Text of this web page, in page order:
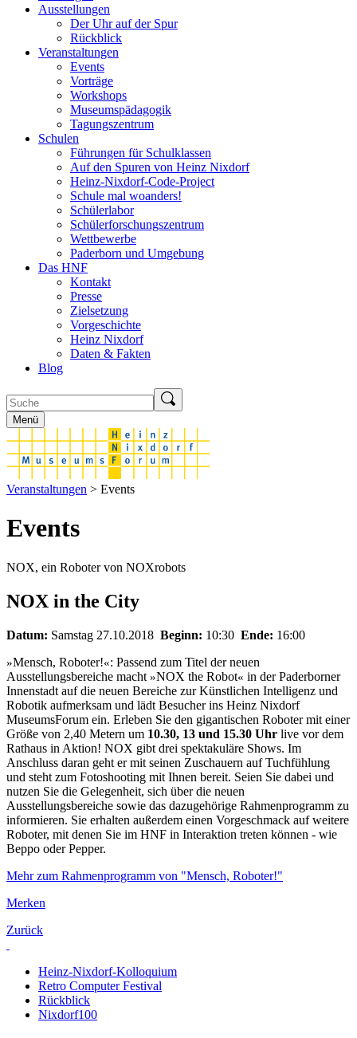
Ausstellungen
Der Uhr auf der Spur
Rückblick
Veranstaltungen
Events
Vorträge
Workshops
Museumspädagogik
Tagungszentrum
Schulen
Führungen für Schulklassen
Auf den Spuren von Heinz Nixdorf
Heinz-Nixdorf-Code-Project
Schule mal woanders!
Schülerlabor
Schülerforschungszentrum
Wettbewerbe
Paderborn und Umgebung
Das HNF
Kontakt
Presse
Zielsetzung
Vorgeschichte
Heinz Nixdorf
Daten & Fakten
Blog
Menü
Veranstaltungen > Events
Events
NOX, ein Roboter von NOXrobots
NOX in the City
Datum: Samstag 27.10.2018 Beginn: 10:30 Ende: 16:00
»Mensch, Roboter!«: Passend zum Titel der neuen
Ausstellungsbereiche macht »NOX the Robot« in der Paderborner
Innenstadt auf die neuen Bereiche zur Künstlichen Intelligenz und
Robotik aufmerksam und lädt Besucher ins Heinz Nixdorf
MuseumsForum ein. Erleben Sie den gigantischen Roboter mit einer
Größe von 2,40 Metern um 10.30, 13 und 15.30 Uhr live vor dem
Rathaus in Aktion! NOX gibt drei spektakuläre Shows. Im
Anschluss daran geht er mit seinen Zuschauern auf Tuchfühlung
und steht zum Fotoshooting mit Ihnen bereit. Seien Sie dabei und
nutzen Sie die Gelegenheit, sich über die neuen
Ausstellungsbereiche sowie das dazugehörige Rahmenprogramm zu
informieren. Sie erhalten außerdem einen Vorgeschmack auf weitere
Roboter, mit denen Sie im HNF in Interaktion treten können - wie
Beppo oder Pepper.
Mehr zum Rahmenprogramm von "Mensch, Roboter!"
Merken
Zurück
Heinz-Nixdorf-Kolloquium
Retro Computer Festival
Rückblick
Nixdorf100